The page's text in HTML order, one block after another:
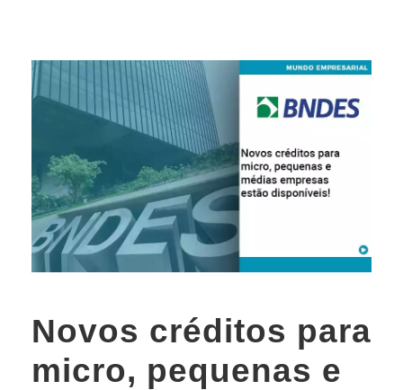
Novos créditos para
micro, pequenas e